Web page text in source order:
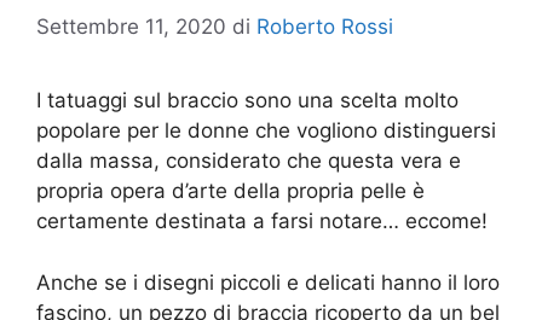
Settembre 11, 2020 di Roberto Rossi
I tatuaggi sul braccio sono una scelta molto
popolare per le donne che vogliono distinguersi
dalla massa, considerato che questa vera e
propria opera d’arte della propria pelle è
certamente destinata a farsi notare… eccome!
Anche se i disegni piccoli e delicati hanno il loro
fascino, un pezzo di braccia ricoperto da un bel